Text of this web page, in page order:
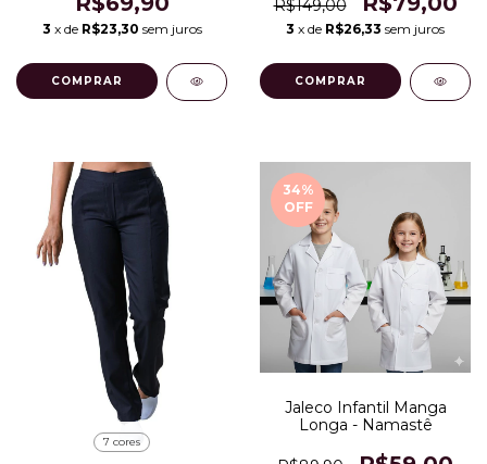
3 x de R$23,30 sem juros
COMPRAR
R$149,00
3 x de R$26,33 sem juros
COMPRAR
7 cores
34%
OFF
Jaleco Infantil Manga
Longa - Namastê